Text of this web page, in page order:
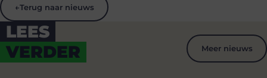
←Terug naar nieuws
LEES
VERDER
Meer nieuws